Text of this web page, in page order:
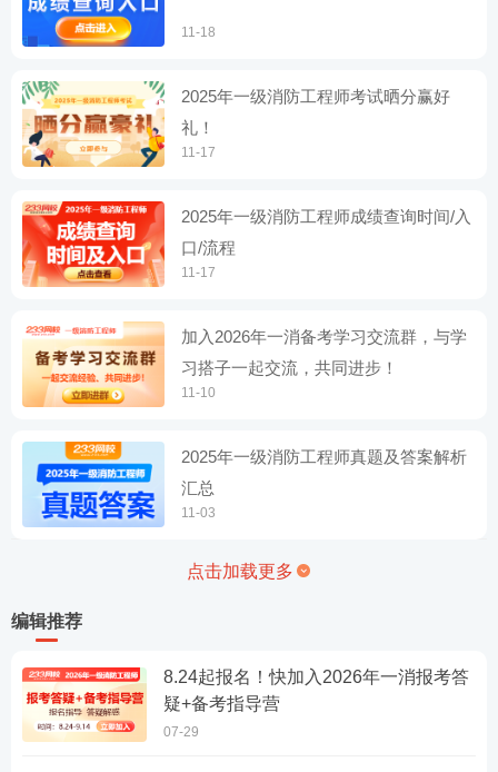
11-18
2025年一级消防工程师考试晒分赢好
礼！
11-17
2025年一级消防工程师成绩查询时间/入
口/流程
11-17
加入2026年一消备考学习交流群，与学
习搭子一起交流，共同进步！
11-10
2025年一级消防工程师真题及答案解析
汇总
11-03
点击加载更多
编辑推荐
8.24起报名！快加入2026年一消报考答
疑+备考指导营
07-29